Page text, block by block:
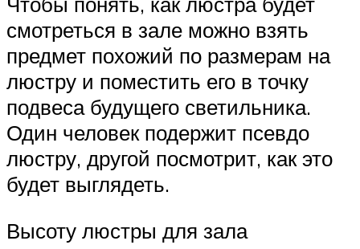
смотреться в зале можно взять
предмет похожий по размерам на
люстру и поместить его в точку
подвеса будущего светильника.
Один человек подержит псевдо
люстру, другой посмотрит, как это
будет выглядеть.
Высоту люстры для зала